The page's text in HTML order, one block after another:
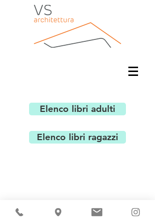
Elenco libri adulti
Elenco libri ragazzi
Sepriano, p.za Abati S. Ambrogio 5 22021 Bellagio